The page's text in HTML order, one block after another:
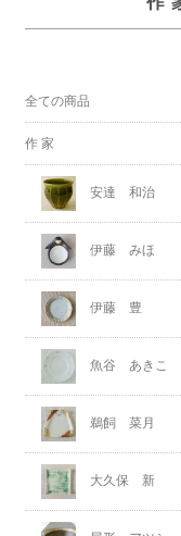
全ての商品
作 家
安達 和治
伊藤 みほ
伊藤 豊
魚谷 あきこ
鵜飼 菜月
大久保 新